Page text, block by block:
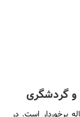
و گردشگری